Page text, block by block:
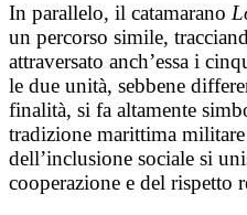
In parallelo, il catamarano
un percorso simile,
attraversato anch’essa i
le due unità, sebbene
finalità, si fa altamente
tradizione marittima
dell’inclusione sociale si
cooperazione e del rispetto